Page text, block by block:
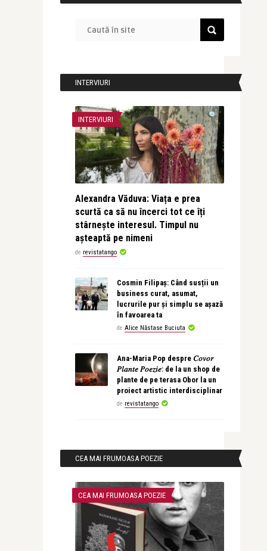
INTERVIURI
INTERVIURI
Alexandra Văduva: Viața e prea
scurtă ca să nu încerci tot ce îți
stârnește interesul. Timpul nu
așteaptă pe nimeni
de revistatango
Cosmin Filipaș: Când susții un
business curat, asumat,
lucrurile pur și simplu se așază
în favoarea ta
de Alice Năstase Buciuta
Ana-Maria Pop despre 𝐶𝑜𝑣𝑜𝑟
𝑃𝑙𝑎𝑛𝑡𝑒 𝑃𝑜𝑒𝑧𝑖𝑒: de la un shop de
plante de pe terasa Obor la un
proiect artistic interdisciplinar
de revistatango
CEA MAI FRUMOASA POEZIE
CEA MAI FRUMOASA POEZIE